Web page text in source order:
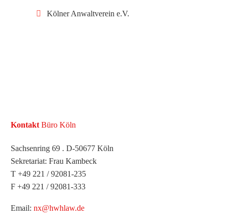
Kölner Anwaltverein e.V.
Kontakt Büro Köln
Sachsenring 69 . D-50677 Köln
Sekretariat: Frau Kambeck
T +49 221 / 92081-235
F +49 221 / 92081-333
Email: nx@hwhlaw.de